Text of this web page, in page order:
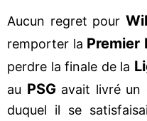
Aucun regret pour
remporter la Premier
perdre la finale de la
au PSG avait livré un
duquel il se